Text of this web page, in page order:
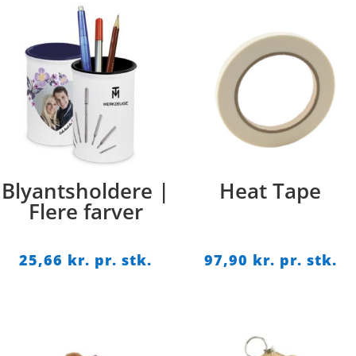
Blyantsholdere |
Flere farver
25,66 kr. pr. stk.
Heat Tape
97,90 kr. pr. stk.